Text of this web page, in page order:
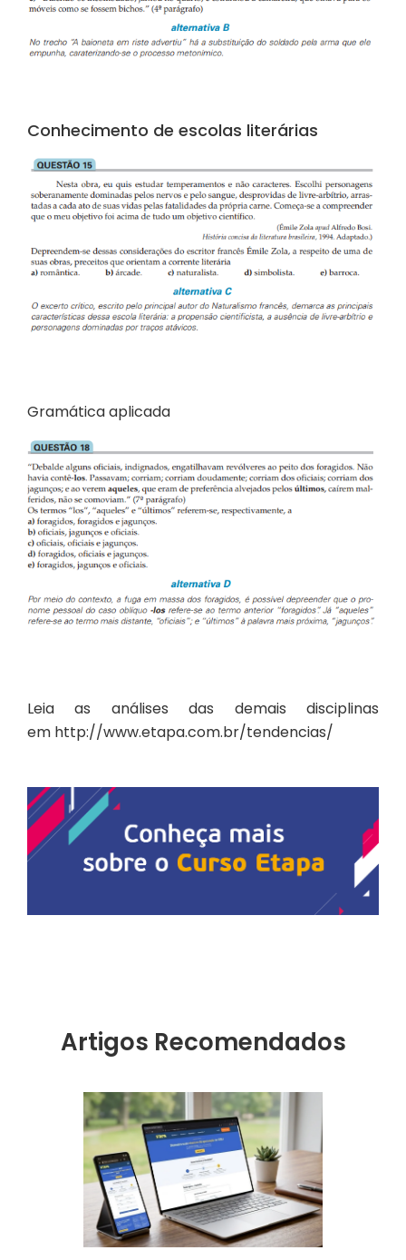
Conhecimento de escolas literárias
Gramática aplicada
Leia as análises das demais disciplinas
em http://www.etapa.com.br/tendencias/
Artigos Recomendados